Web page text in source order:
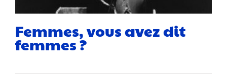
Femmes, vous avez dit
femmes ?